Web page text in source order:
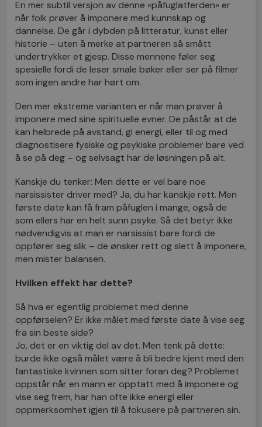
En mer subtil versjon av denne «påfuglatferden» er
når folk prøver å imponere med kunnskap og
dannelse. De går i dybden på litteratur, kunst eller
historie – uten å merke at partneren så smått
undertrykker et gjesp. Disse mennene føler seg
spesielle fordi de leser smale bøker eller ser på filmer
som ingen andre har hørt om.
Den mer ekstreme varianten er når man prøver å
imponere med sine spirituelle evner. De påstår at de
kan helbrede på avstand, gi energi, eller til og med
diagnostisere fysiske og psykiske problemer bare ved
å se på deg – og selvsagt har de løsningen på alt.
Kanskje du tenker: Men dette er vel bare noe
narsissister driver med? Ja, du har kanskje rett. Men
første date kan få fram påfuglen i mange, også de
som ellers har en helt sunn psyke. Så det betyr ikke
nødvendigvis at man er narsissist bare fordi de
oppfører seg slik – de ønsker rett og slett å imponere,
men mister balansen.
Hvilken effekt har dette?
Så hva er egentlig problemet med denne
oppførselen? Er ikke målet med første date å vise seg
fra sin beste side?
Jo, det er en viktig del av det. Men tenk på dette:
burde ikke også målet være å bli bedre kjent med den
fantastiske kvinnen som sitter foran deg? Problemet
oppstår når en mann er opptatt med å imponere og
vise seg frem, har han ofte ikke energi eller
oppmerksomhet igjen til å fokusere på partneren sin.